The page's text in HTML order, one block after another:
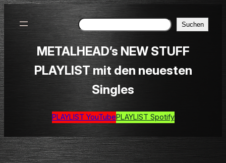
Suchen Suchen
METALHEAD’s NEW STUFF
PLAYLIST mit den neuesten
Singles
PLAYLIST YouTubePLAYLIST Spotify